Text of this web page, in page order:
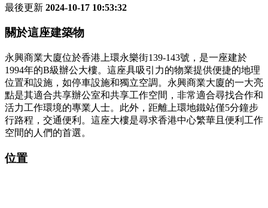
最後更新 2024-10-17 10:53:32
關於這座建築物
永興商業大廈位於香港上環永樂街139-143號，是一座建於
1994年的B級辦公大樓。這座具吸引力的物業提供便捷的地理
位置和設施，如停車設施和獨立空調。永興商業大廈的一大亮
點是其適合共享辦公室和共享工作空間，非常適合尋找合作和
活力工作環境的專業人士。此外，距離上環地鐵站僅5分鐘步
行路程，交通便利。這座大樓是尋求香港中心繁華且便利工作
空間的人們的首選。
位置